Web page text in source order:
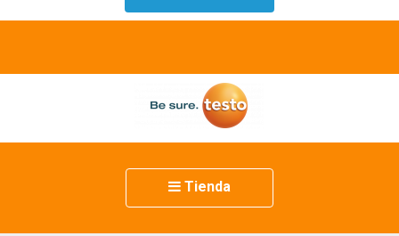
navigation
Tienda
navigation